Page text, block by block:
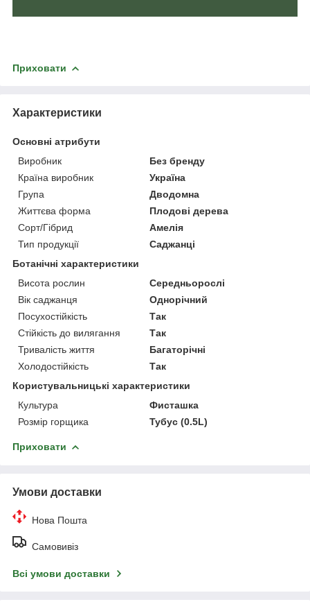
Приховати
Характеристики
Основні атрибути
Виробник
Без бренду
Країна виробник
Україна
Група
Дводомна
Життєва форма
Плодові дерева
Сорт/Гібрид
Амелія
Тип продукції
Саджанці
Ботанічні характеристики
Висота рослин
Середньорослі
Вік саджанця
Однорічний
Посухостійкість
Так
Стійкість до вилягання
Так
Тривалість життя
Багаторічні
Холодостійкість
Так
Користувальницькі характеристики
Культура
Фисташка
Розмір горщика
Тубус (0.5L)
Приховати
Умови доставки
Нова Пошта
Самовивіз
Всі умови доставки